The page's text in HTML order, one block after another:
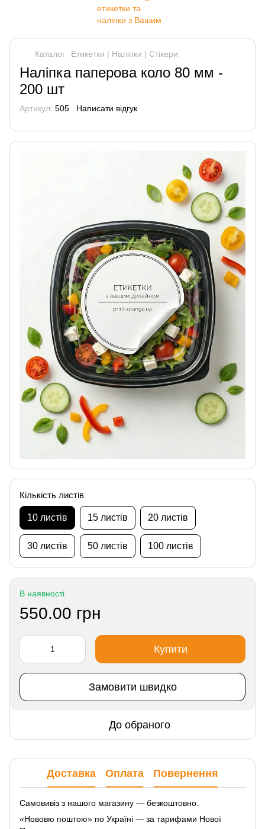
Каталог Етикетки | Наліпки | Стікери
Наліпка паперова коло 80 мм -
200 шт
Артикул: 505 Написати відгук
Кількість листів
10 листів 15 листів 20 листів
30 листів 50 листів 100 листів
В наявності
550.00 грн
Купити
Замовити швидко
До обраного
Доставка Оплата Повернення
Самовивіз з нашого магазину — безкоштовно.
«Нововю поштою» по Україні — за тарифами Нової